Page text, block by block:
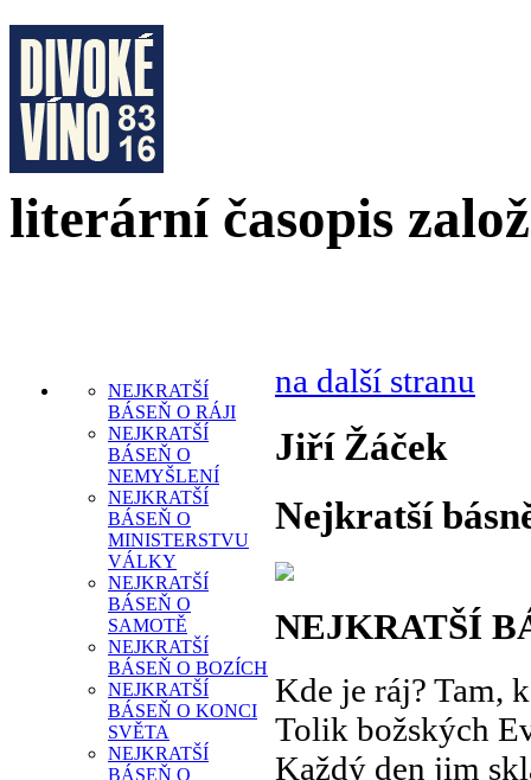
literární časopis
NEJKRATŠÍ
BÁSEŇ O RÁJI
NEJKRATŠÍ
BÁSEŇ O
NEMYŠLENÍ
NEJKRATŠÍ
BÁSEŇ O
MINISTERSTVU
VÁLKY
NEJKRATŠÍ
BÁSEŇ O
SAMOTĚ
NEJKRATŠÍ
BÁSEŇ O BOZÍCH
NEJKRATŠÍ
BÁSEŇ O KONCI
SVĚTA
NEJKRATŠÍ
BÁSEŇ O
na další stranu
Jiří Žáček
Nejkratší
NEJKRATŠÍ
Kde je ráj? Tam,
Tolik božských
Každý den jim